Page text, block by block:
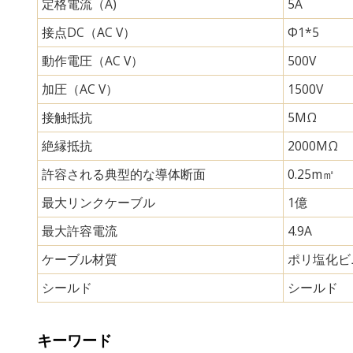
定格電流（A)
5A
接点DC（AC V）
Φ1*5
動作電圧（AC V）
500V
加圧（AC V）
1500V
接触抵抗
5MΩ
絶縁抵抗
2000MΩ
許容される典型的な導体断面
0.25m㎡
最大リンクケーブル
1億
最大許容電流
4.9A
ケーブル材質
ポリ塩化
シールド
シールド
キーワード